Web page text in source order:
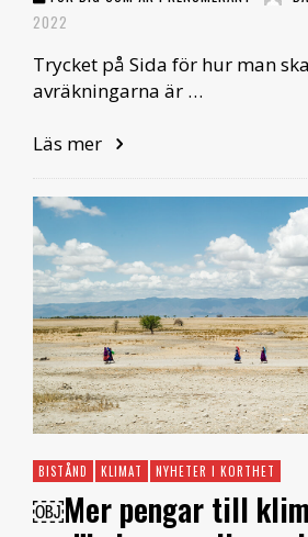
2022
Trycket på Sida för hur man
avräkningarna är …
Läs mer
BISTÅND KLIMAT NYHETER I KORTHET
￼Mer pengar till